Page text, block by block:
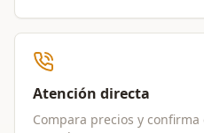
Atención directa
Compara precios y